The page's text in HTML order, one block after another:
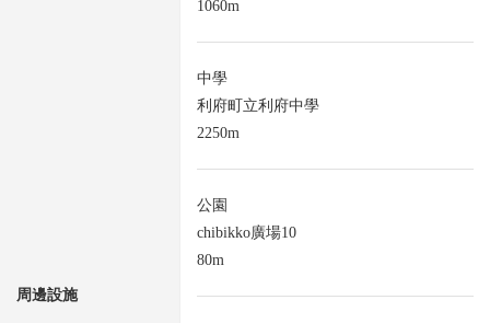
周邊設施
1060m
中學
利府町立利府中學
2250m
公園
chibikko廣場10
80m